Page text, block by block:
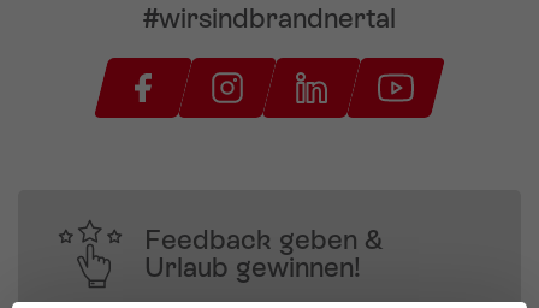
#wirsindbrandnertal
Feedback geben &
Urlaub gewinnen!